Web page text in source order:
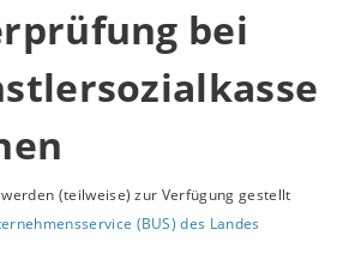
bei
(teilweise) zur Verfügung gestellt
(BUS) des Landes